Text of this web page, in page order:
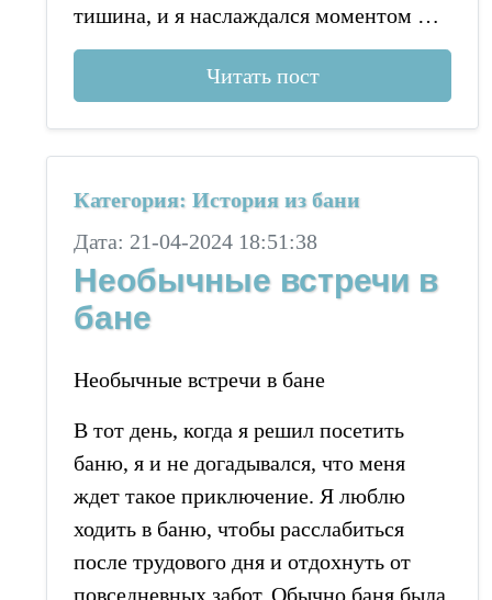
тишина, и я наслаждался моментом …
Читать пост
Категория: История из бани
Дата: 21-04-2024 18:51:38
Необычные встречи в
бане
Необычные встречи в бане
В тот день, когда я решил посетить
баню, я и не догадывался, что меня
ждет такое приключение. Я люблю
ходить в баню, чтобы расслабиться
после трудового дня и отдохнуть от
повседневных забот. Обычно баня была